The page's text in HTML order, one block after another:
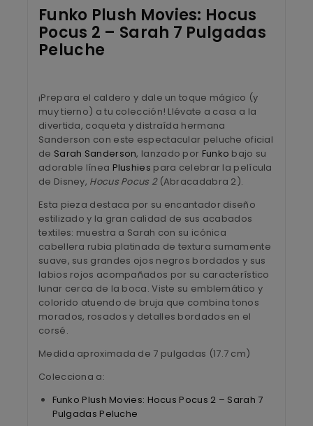
Funko Plush Movies: Hocus
Pocus 2 – Sarah 7 Pulgadas
Peluche
¡Prepara el caldero y dale un toque mágico (y
muy tierno) a tu colección! Llévate a casa a la
divertida, coqueta y distraída hermana
Sanderson con este espectacular peluche oficial
de Sarah Sanderson, lanzado por Funko bajo su
adorable línea Plushies para celebrar la película
de Disney, Hocus Pocus 2(Abracadabra 2).
Esta pieza destaca por su encantador diseño
estilizado y la gran calidad de sus acabados
textiles: muestra a Sarah con su icónica
cabellera rubia platinada de textura sumamente
suave, sus grandes ojos negros bordados y sus
labios rojos acompañados por su característico
lunar cerca de la boca. Viste su emblemático y
colorido atuendo de bruja que combina tonos
morados, rosados y detalles bordados en el
corsé.
Medida aproximada de 7 pulgadas (17.7 cm)
Colecciona a:
Funko Plush Movies: Hocus Pocus 2 – Sarah 7
Pulgadas Peluche